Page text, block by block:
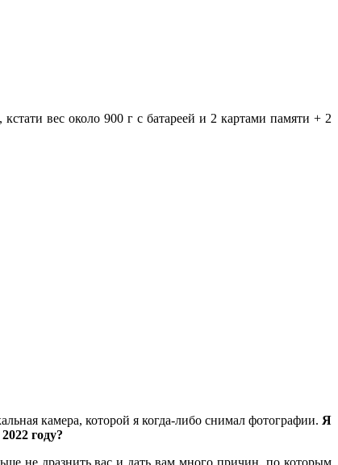
вес около 900 г с батареей и 2 картами памяти + 2
камера, которой я когда-либо снимал фотографии. Я
году?